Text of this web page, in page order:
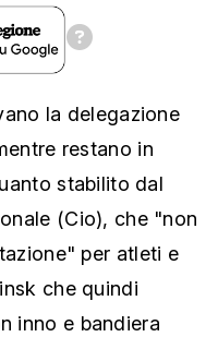
la delegazione
restano in
stabilito dal
(Cio), che "non
per atleti e
che quindi
inno e bandiera